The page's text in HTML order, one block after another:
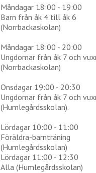
Måndagar 18:00 - 19:00
Barn från åk 4 till åk 6
(Norrbackaskolan)
Måndagar 18:00 - 20:00
Ungdomar från åk 7 och
(Norrbackaskolan)
Onsdagar 19:00 - 20:30
Ungdomar från åk 7 och
(Humlegårdsskolan).
Lördagar 10:00 - 11:00
Föräldra-barnträning
(Humlegårdsskolan)
Lördagar 11:00 - 12:30
Alla (Humlegårdsskolan)